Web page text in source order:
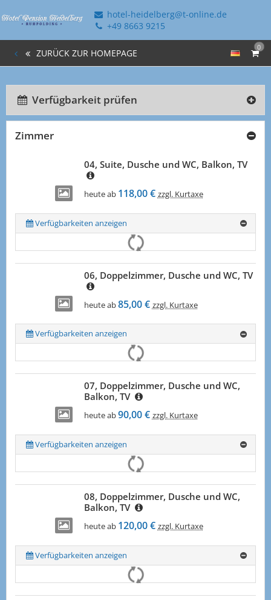
hotel-heidelberg@t-online.de
+49 8663 9215
0
ZURÜCK ZUR HOMEPAGE
Verfügbarkeit prüfen
Zimmer
04, Suite, Dusche und WC, Balkon, TV
heute ab 118,00 € zzgl. Kurtaxe
Verfügbarkeiten anzeigen
06, Doppelzimmer, Dusche und WC, TV
heute ab85,00 € zzgl. Kurtaxe
Verfügbarkeiten anzeigen
07, Doppelzimmer, Dusche und WC,
Balkon, TV
heute ab90,00 € zzgl. Kurtaxe
Verfügbarkeiten anzeigen
08, Doppelzimmer, Dusche und WC,
Balkon, TV
heute ab 120,00 € zzgl. Kurtaxe
Verfügbarkeiten anzeigen